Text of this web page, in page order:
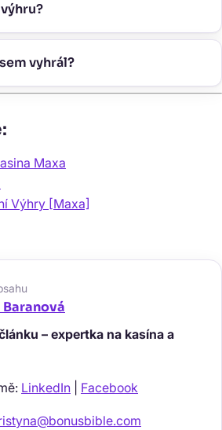
vyhrál?
Maxa
Výhry [Maxa]
– expertka na kasína a
LinkedIn Facebook